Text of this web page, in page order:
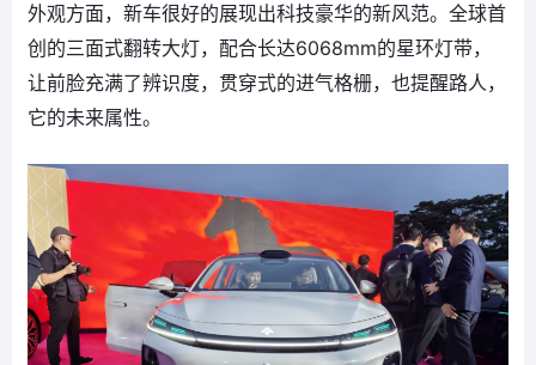
外观方面，新车很好的展现出科技豪华的新风范。全球首
创的三面式翻转大灯，配合长达6068mm的星环灯带，
让前脸充满了辨识度，贯穿式的进气格栅，也提醒路人，
它的未来属性。